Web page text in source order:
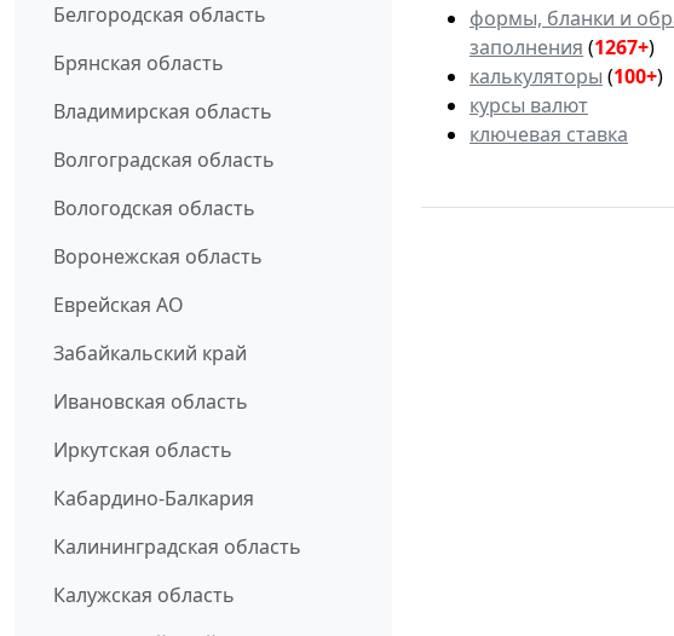
Белгородская область
Брянская область
Владимирская область
Волгоградская область
Вологодская область
Воронежская область
Еврейская АО
Забайкальский край
Ивановская область
Иркутская область
Кабардино-Балкария
Калининградская область
Калужская область
формы, бланки и
заполнения (1267+)
калькуляторы (100+)
курсы валют
ключевая ставка